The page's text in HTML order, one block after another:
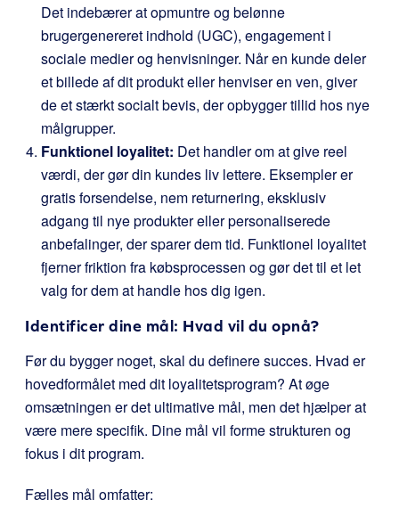
Det indebærer at opmuntre og belønne
brugergenereret indhold (UGC), engagement i
sociale medier og henvisninger. Når en kunde deler
et billede af dit produkt eller henviser en ven, giver
de et stærkt socialt bevis, der opbygger tillid hos nye
målgrupper.
Funktionel loyalitet: Det handler om at give reel
værdi, der gør din kundes liv lettere. Eksempler er
gratis forsendelse, nem returnering, eksklusiv
adgang til nye produkter eller personaliserede
anbefalinger, der sparer dem tid. Funktionel loyalitet
fjerner friktion fra købsprocessen og gør det til et let
valg for dem at handle hos dig igen.
Identificer dine mål: Hvad vil du opnå?
Før du bygger noget, skal du definere succes. Hvad er
hovedformålet med dit loyalitetsprogram? At øge
omsætningen er det ultimative mål, men det hjælper at
være mere specifik. Dine mål vil forme strukturen og
fokus i dit program.
Fælles mål omfatter: